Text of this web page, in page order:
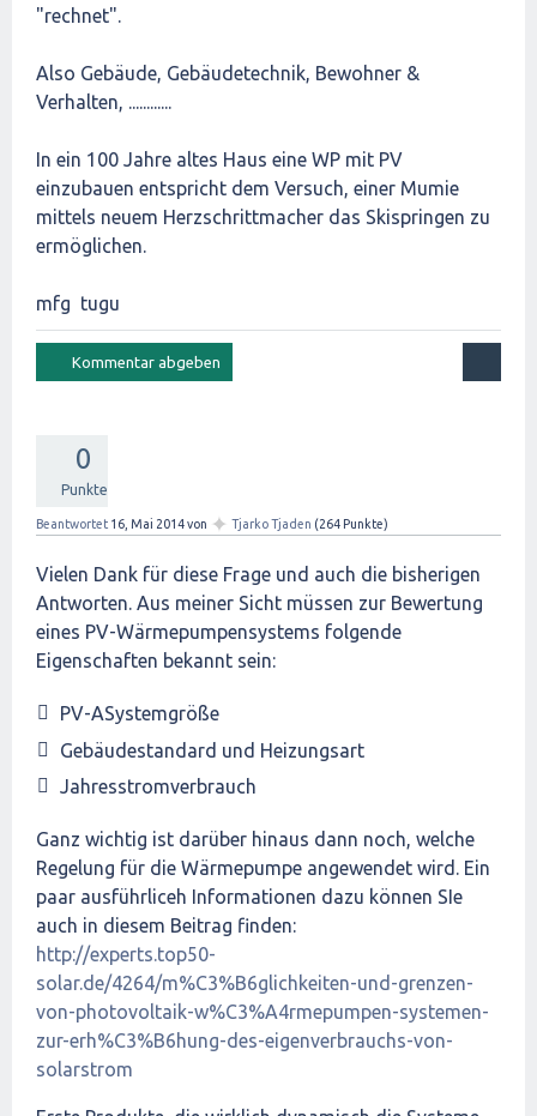
"rechnet".
Also Gebäude, Gebäudetechnik, Bewohner &
Verhalten, ............
In ein 100 Jahre altes Haus eine WP mit PV
einzubauen entspricht dem Versuch, einer Mumie
mittels neuem Herzschrittmacher das Skispringen zu
ermöglichen.
mfg tugu
0
Punkte
Beantwortet 16, Mai 2014von ✦ Tjarko Tjaden (264 Punkte)
Vielen Dank für diese Frage und auch die bisherigen
Antworten. Aus meiner Sicht müssen zur Bewertung
eines PV-Wärmepumpensystems folgende
Eigenschaften bekannt sein:
PV-ASystemgröße
Gebäudestandard und Heizungsart
Jahresstromverbrauch
Ganz wichtig ist darüber hinaus dann noch, welche
Regelung für die Wärmepumpe angewendet wird. Ein
paar ausführliceh Informationen dazu können SIe
auch in diesem Beitrag finden:
http://experts.top50-
solar.de/4264/m%C3%B6glichkeiten-und-grenzen-
von-photovoltaik-w%C3%A4rmepumpen-systemen-
zur-erh%C3%B6hung-des-eigenverbrauchs-von-
solarstrom